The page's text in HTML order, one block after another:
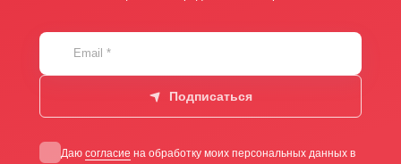
Email *
Подписаться
Даю согласие на обработку моих персональных данных в